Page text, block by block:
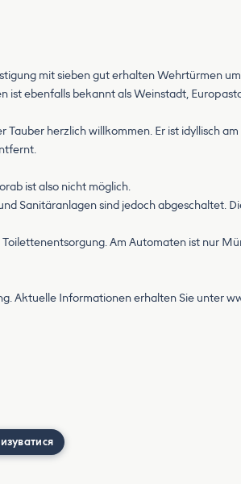
mit sieben gut erhalten Wehrtürmen
ist ebenfalls bekannt als Weinstadt,
herzlich willkommen. Er ist idyllisch
ist also nicht möglich.
Sanitäranlagen sind jedoch abgeschaltet.
Am Automaten ist nur
Aktuelle Informationen erhalten Sie unter